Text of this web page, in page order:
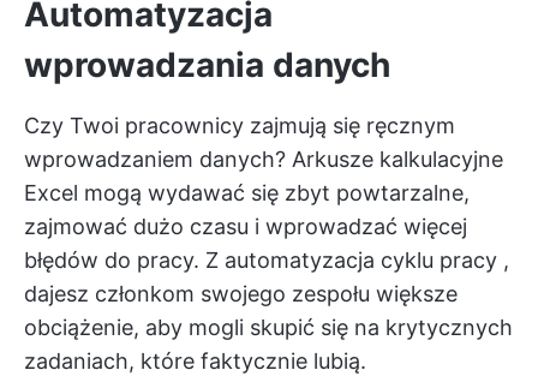
Automatyzacja
wprowadzania danych
Czy Twoi pracownicy zajmują się ręcznym
wprowadzaniem danych? Arkusze kalkulacyjne
Excel mogą wydawać się zbyt powtarzalne,
zajmować dużo czasu i wprowadzać więcej
błędów do pracy. Z automatyzacja cyklu pracy ,
dajesz członkom swojego zespołu większe
obciążenie, aby mogli skupić się na krytycznych
zadaniach, które faktycznie lubią.